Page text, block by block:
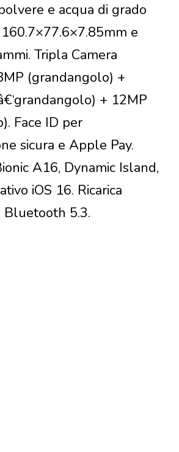
e acqua di grado
e
Tripla Camera
(grandangolo) +
+ 12MP
Face ID per
sicura e Apple Pay.
A16, Dynamic Island,
iOS 16. Ricarica
Bluetooth 5.3.